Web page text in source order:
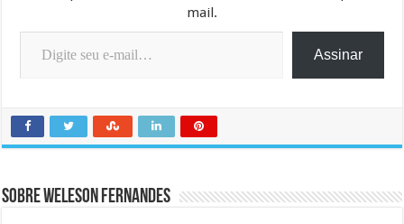
mail.
Digite seu e-mail…
Assinar
Sobre Weleson Fernandes